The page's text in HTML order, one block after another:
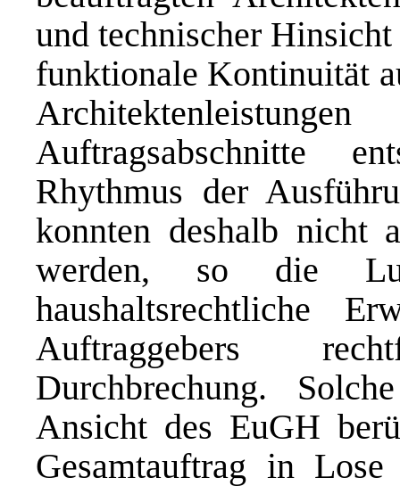
und technischer
funktionale Kontinuität
Auftragsabschnitte
Rhythmus der
konnten deshalb nicht
werden, so die
haushaltsrechtliche
Auftraggebers
Durchbrechung.
Ansicht des EuGH
Gesamtauftrag in